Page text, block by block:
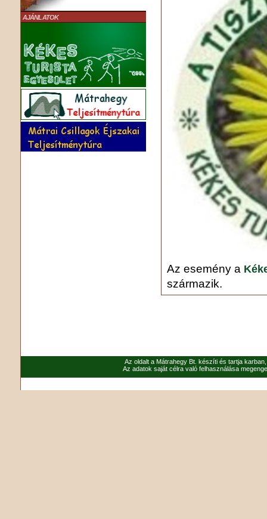
AJÁNLATOK
Az esemény a
származik.
Az oldalt a Mátrahegy Bt. készíti és tartja
Az adatok saját célra való felhasználása